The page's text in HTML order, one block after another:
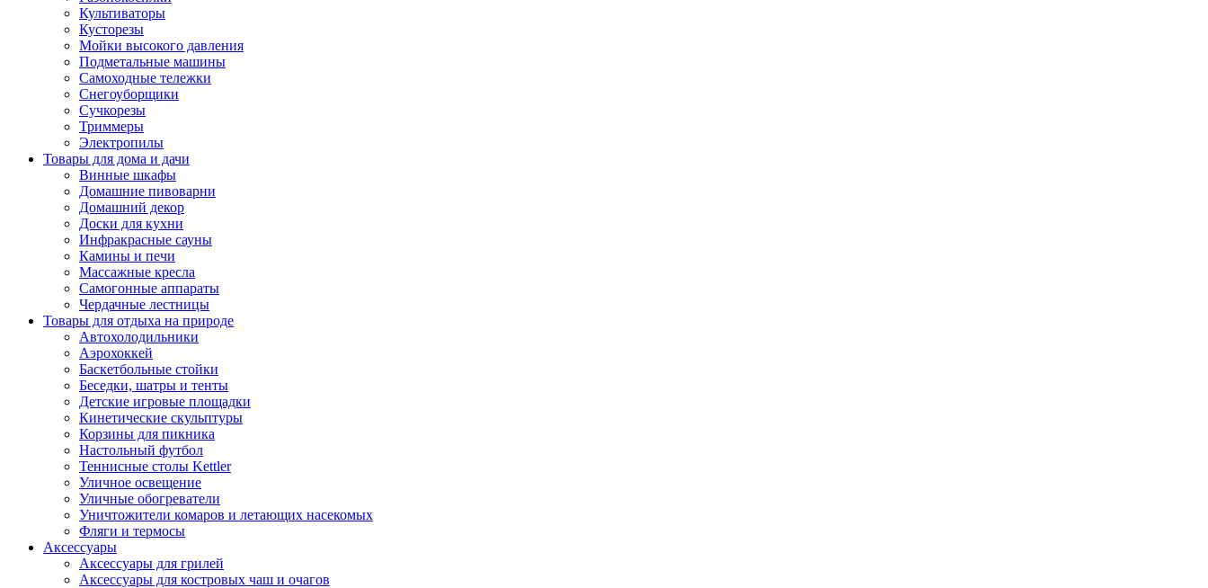
Культиваторы
Кусторезы
Мойки высокого давления
Подметальные машины
Самоходные тележки
Снегоуборщики
Сучкорезы
Триммеры
Электропилы
Товары для дома и дачи
Винные шкафы
Домашние пивоварни
Домашний декор
Доски для кухни
Инфракрасные сауны
Камины и печи
Массажные кресла
Самогонные аппараты
Чердачные лестницы
Товары для отдыха на природе
Автохолодильники
Аэрохоккей
Баскетбольные стойки
Беседки, шатры и тенты
Детские игровые площадки
Кинетические скульптуры
Корзины для пикника
Настольный футбол
Теннисные столы Kettler
Уличное освещение
Уличные обогреватели
Уничтожители комаров и летающих насекомых
Фляги и термосы
Аксессуары
Аксессуары для грилей
Аксессуары для костровых чаш и очагов